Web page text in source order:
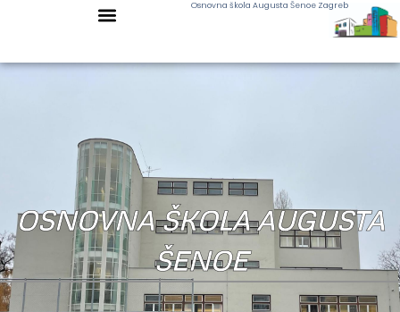
Osnovna škola Augusta Šenoe Zagreb
OSNOVNA ŠKOLA AUGUSTA
ŠENOE